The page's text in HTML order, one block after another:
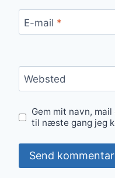
E-mail *
Websted
Gem mit navn,
til næste gang jeg